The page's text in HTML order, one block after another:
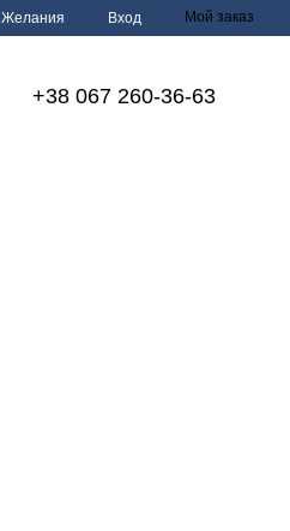
Желания Вход Мой заказ
+38 067 260-36-63